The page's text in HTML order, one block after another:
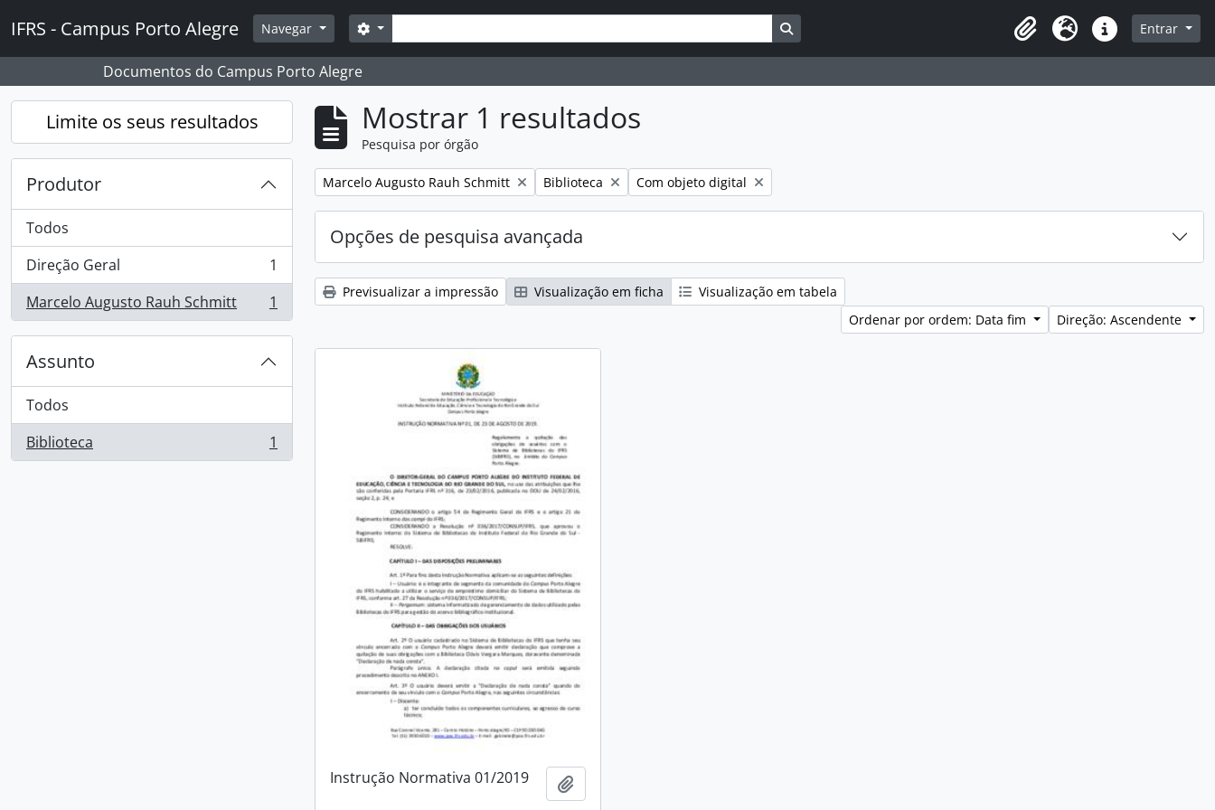
IFRS - Campus Porto Alegre Navegar Pesquisar
Opções de busca Busque na página de navegação
Idioma Ligações rápidas
Entrar
Documentos do Campus Porto Alegre
Limite os seus resultados
Produtor
Todos
Direção Geral
, 1 resultados
1
Marcelo Augusto Rauh Schmitt
, 1 resultados 1
Assunto
Todos
Biblioteca
, 1 resultados 1
Mostrar 1 resultados
Pesquisa por órgão
Remover filtro:
Marcelo Augusto Rauh Schmitt Remover filtro:
Biblioteca Remover filtro:
Com objeto digital
Opções de pesquisa avançada
Previsualizar a impressão Visualização em ficha
Visualização em tabela
Ordenar por ordem: Data fim
Direção: Ascendente
Instrução Normativa 01/2019